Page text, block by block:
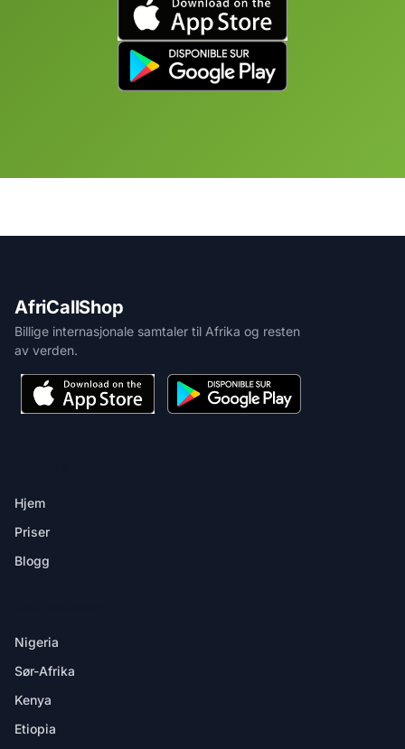
AfriCallShop
Billige internasjonale samtaler til Afrika og resten
av verden.
Hjem
Priser
Blogg
Nigeria
Sør-Afrika
Kenya
Etiopia